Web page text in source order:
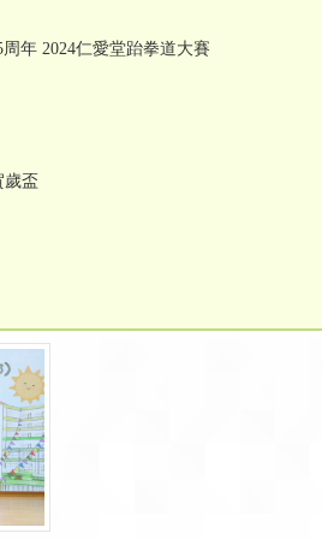
年 2024仁愛堂跆拳道大賽
歲盃